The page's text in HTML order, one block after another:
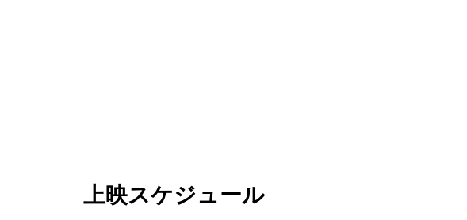
上映スケジュール